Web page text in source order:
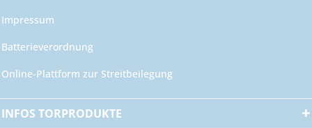
Impressum
Batterieverordnung
Online-Plattform zur Streitbeilegung
INFOS TORPRODUKTE